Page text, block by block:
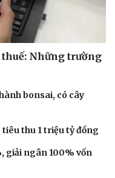
thuế: Những trường
bonsai, có cây
tiêu thu 1 triệu tỷ đồng
giải ngân 100% vốn